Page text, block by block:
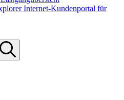
Internet-Kundenportal für